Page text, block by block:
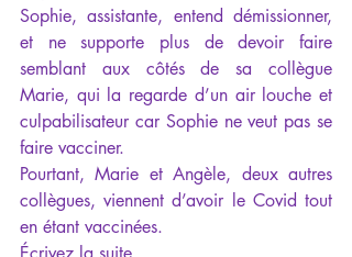
Sophie, assistante, entend démissionner,
et ne supporte plus de devoir faire
semblant aux côtés de sa collègue
Marie, qui la regarde d’un air louche et
culpabilisateur car Sophie ne veut pas se
faire vacciner.
Pourtant, Marie et Angèle, deux autres
collègues, viennent d’avoir le Covid tout
en étant vaccinées.